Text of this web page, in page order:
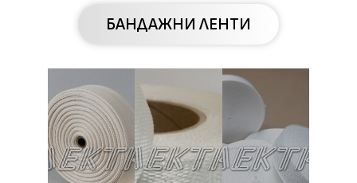
БАНДАЖНИ ЛЕНТИ